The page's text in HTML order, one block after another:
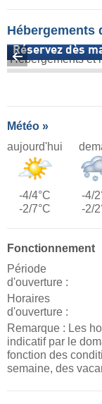
Hébergements
Hébergements et
Réservez dès
Météo »
aujourd'hui
-4/4°C
-2/7°C
-4/
-2/
Fonctionnement
Période
d'ouverture :
Horaires
d'ouverture :
Remarque : Les
indicatif par le
fonction des
semaine, des